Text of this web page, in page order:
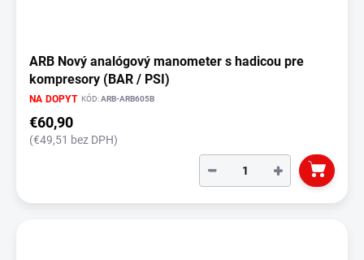
ARB Nový analógový manometer s hadicou pre
kompresory (BAR / PSI)
NA DOPYT KÓD:ARB-ARB605B
€60,90
(€49,51 bez DPH)
+
−